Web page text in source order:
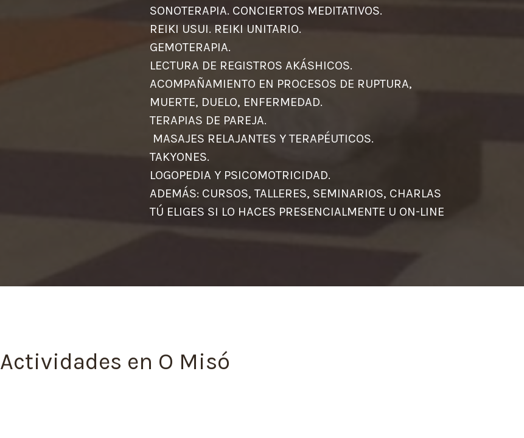
SONOTERAPIA. CONCIERTOS MEDITATIVOS.
REIKI USUI. REIKI UNITARIO.
GEMOTERAPIA.
LECTURA DE REGISTROS AKÁSHICOS.
ACOMPAÑAMIENTO EN PROCESOS DE RUPTURA,
MUERTE, DUELO, ENFERMEDAD.
TERAPIAS DE PAREJA.
MASAJES RELAJANTES Y TERAPÉUTICOS.
TAKYONES.
LOGOPEDIA Y PSICOMOTRICIDAD.
ADEMÁS: CURSOS, TALLERES, SEMINARIOS, CHARLAS
TÚ ELIGES SI LO HACES PRESENCIALMENTE U ON-LINE
Actividades en O Misó